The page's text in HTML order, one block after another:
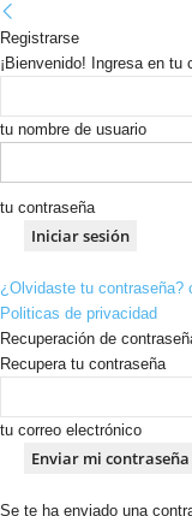
Registrarse
¡Bienvenido! Ingresa en tu
tu nombre de usuario
tu contraseña
¿Olvidaste tu contraseña?
Politicas de privacidad
Recuperación de
Recupera tu contraseña
tu correo electrónico
Se te ha enviado una